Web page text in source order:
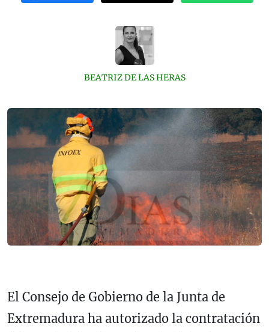
BEATRIZ DE LAS HERAS
El Consejo de Gobierno de la Junta de
Extremadura ha autorizado la contratación